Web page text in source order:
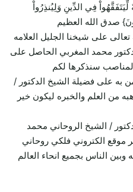
فِي الدِّينِ وَلِيُنذِرُواْ
صدق الله العظيم
على شيخنا الجليل العلامه
محمد المغربي الحاصل على
سنذكرها لكم
به على فضيلة الشيخ الدكتور /
من العلم والخبره ليكون خير
/ الشيخ الروحاني محمد
موقع الكتروني فلكي روحاني
الناس بجميع انحاء العالم